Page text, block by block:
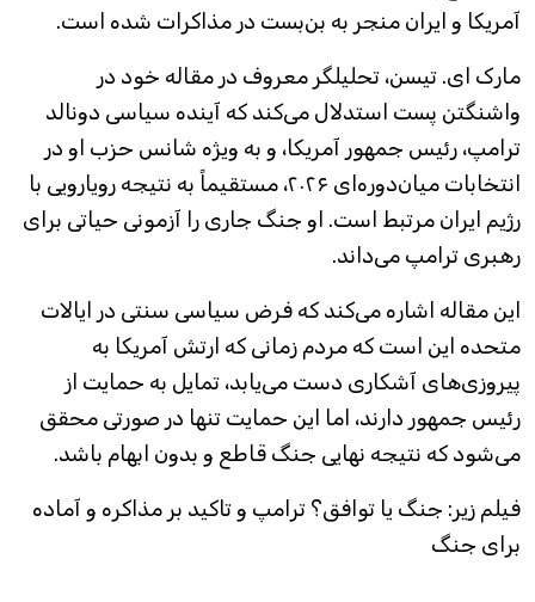
آمریکا و ایران منجر به بن‌بست در مذاکرات شده است.
مارک ای. تیسن، تحلیلگر معروف در مقاله خود در
واشنگتن پست استدلال می‌کند که آینده سیاسی دونالد
ترامپ، رئیس جمهور آمریکا، و به ویژه شانس حزب او در
انتخابات میان‌دوره‌ای ۲۰۲۶، مستقیماً به نتیجه رویارویی با
رژیم ایران مرتبط است. او جنگ جاری را آزمونی حیاتی برای
رهبری ترامپ می‌داند.
این مقاله اشاره می‌کند که فرض سیاسی سنتی در ایالات
متحده این است که مردم زمانی که ارتش آمریکا به
پیروزی‌های آشکاری دست می‌یابد، تمایل به حمایت از
رئیس جمهور دارند، اما این حمایت تنها در صورتی محقق
می‌شود که نتیجه نهایی جنگ قاطع و بدون ابهام باشد.
فیلم زیر: جنگ یا توافق؟ ترامپ و تاکید بر مذاکره و آماده
برای جنگ